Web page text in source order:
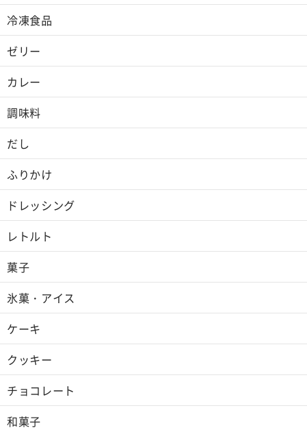
冷凍食品
ゼリー
カレー
調味料
だし
ふりかけ
ドレッシング
レトルト
菓子
氷菓・アイス
ケーキ
クッキー
チョコレート
和菓子